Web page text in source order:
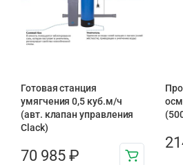
Готовая станция
умягчения 0,5 куб.м/ч
(авт. клапан управления
Clack)
70 985 ₽